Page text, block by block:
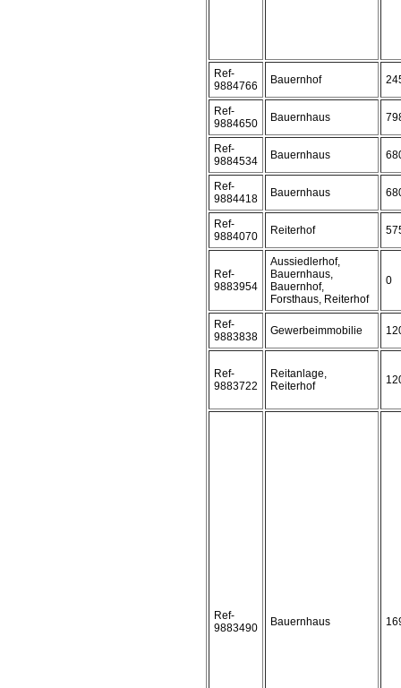
Ref-
9884766
Bauernhof
Ref-
9884650
Bauernhaus
Ref-
9884534
Bauernhaus
Ref-
9884418
Bauernhaus
Ref-
9884070
Reiterhof
Ref-
9883954
Aussiedlerhof,
Bauernhaus,
Bauernhof,
Forsthaus, Reiterhof
0
Ref-
9883838
Gewerbeimmobilie
Ref-
9883722
Reitanlage,
Reiterhof
Ref-
9883490
Bauernhaus